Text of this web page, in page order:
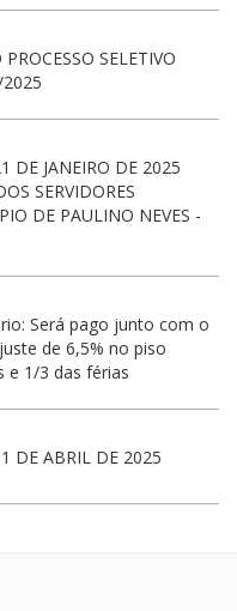
SELETIVO
DE JANEIRO DE 2025
SERVIDORES
DE PAULINO NEVES -
Será pago junto com o
de 6,5% no piso
e 1/3 das férias
DE ABRIL DE 2025